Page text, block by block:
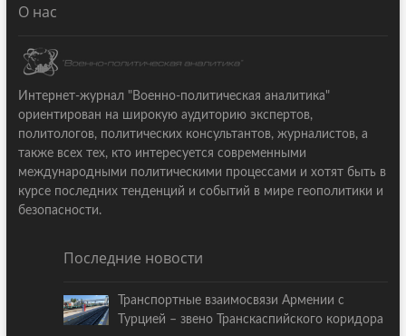
О нас
Интернет-журнал "Военно-политическая аналитика"
ориентирован на широкую аудиторию экспертов,
политологов, политических консультантов, журналистов, а
также всех тех, кто интересуется современными
международными политическими процессами и хотят быть в
курсе последних тенденций и событий в мире геополитики и
безопасности.
Последние новости
Транспортные взаимосвязи Армении с
Турцией – звено Транскаспийского коридора